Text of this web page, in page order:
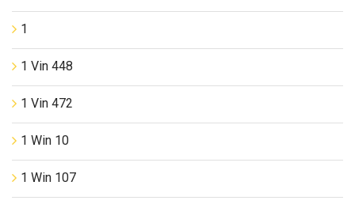
1
1 Vin 448
1 Vin 472
1 Win 10
1 Win 107